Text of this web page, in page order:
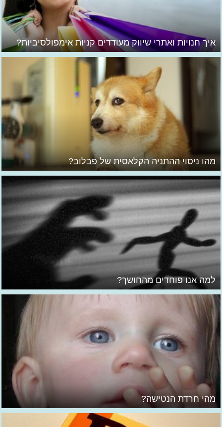
איך חנויות ואתרי שיווק מעודדים קניות אימפולסיביות?
מהו ניסוי ההתניה הקלאסית של פבלוב?
למה אנו פוחדים מהחושך?
מהי חרדת הנטישה?